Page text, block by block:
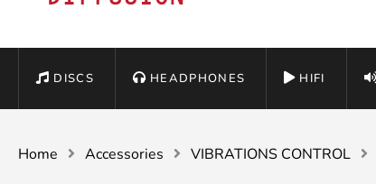
DISCS HEADPHONES HIFI
Home Accessories VIBRATIONS CONTROL